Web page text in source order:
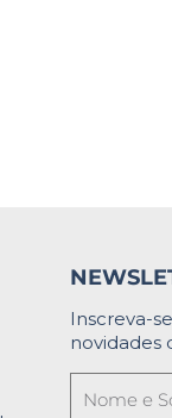
Inscreva-
novidades